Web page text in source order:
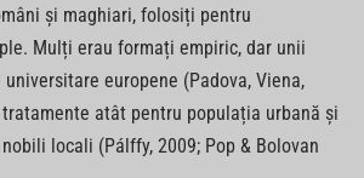
și maghiari, folosiți pentru
Mulți erau formați empiric, dar unii
europene (Padova, Viena,
atât pentru populația urbană și
locali (Pálffy, 2009; Pop & Bolovan